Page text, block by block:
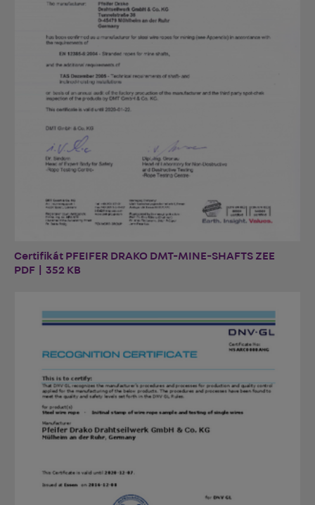
Certifikát PFEIFER DRAKO DMT-MINE-SHAFTS ZEE
PDF | 352 KB